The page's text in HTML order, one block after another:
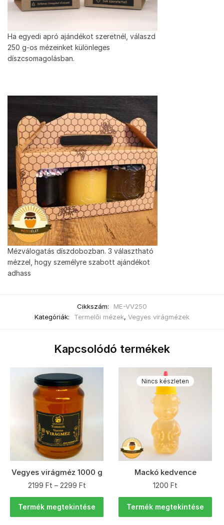
Ha egyedi apró ajándékot szeretnél, válaszd
250 g-os mézeinket különleges
díszcsomagolásban.
Mézválogatás díszdobozban. 3 választható
mézzel, hogy személyre szabott ajándékot
adhass
Cikkszám:
ME-VV250
Kategóriák:
Termelői mézek, Vegyes virágmézek
Kapcsolódó termékek
Vegyes virágméz 1000 g
2199 Ft – 2299 Ft
Termék megtekintése
Nincs készleten
Mackó kedvence
1200Ft
Termék megtekintése